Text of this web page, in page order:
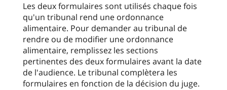
Les deux formulaires sont utilisés chaque fois
qu'un tribunal rend une ordonnance
alimentaire. Pour demander au tribunal de
rendre ou de modifier une ordonnance
alimentaire, remplissez les sections
pertinentes des deux formulaires avant la date
de l'audience. Le tribunal complètera les
formulaires en fonction de la décision du juge.